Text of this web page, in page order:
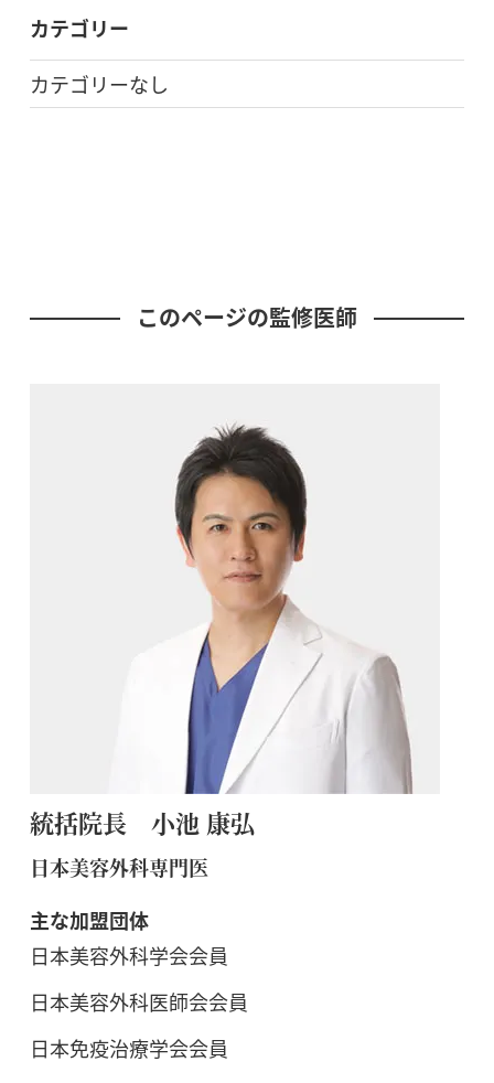
カテゴリー
カテゴリーなし
このページの監修医師
統括院長 小池 康弘
日本美容外科専門医
主な加盟団体
日本美容外科学会会員
日本美容外科医師会会員
日本免疫治療学会会員